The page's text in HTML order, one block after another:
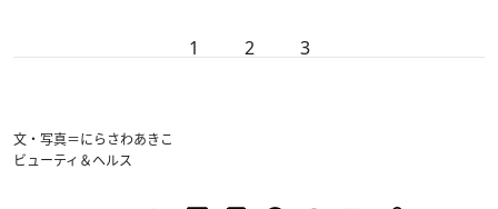
1 2 3
文・写真＝にらさわあきこ
ビューティ＆ヘルス